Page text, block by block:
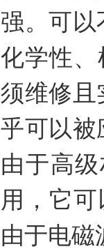
强。可以
化学性
须维修且
乎可以被
由于高
用，它
由于电磁